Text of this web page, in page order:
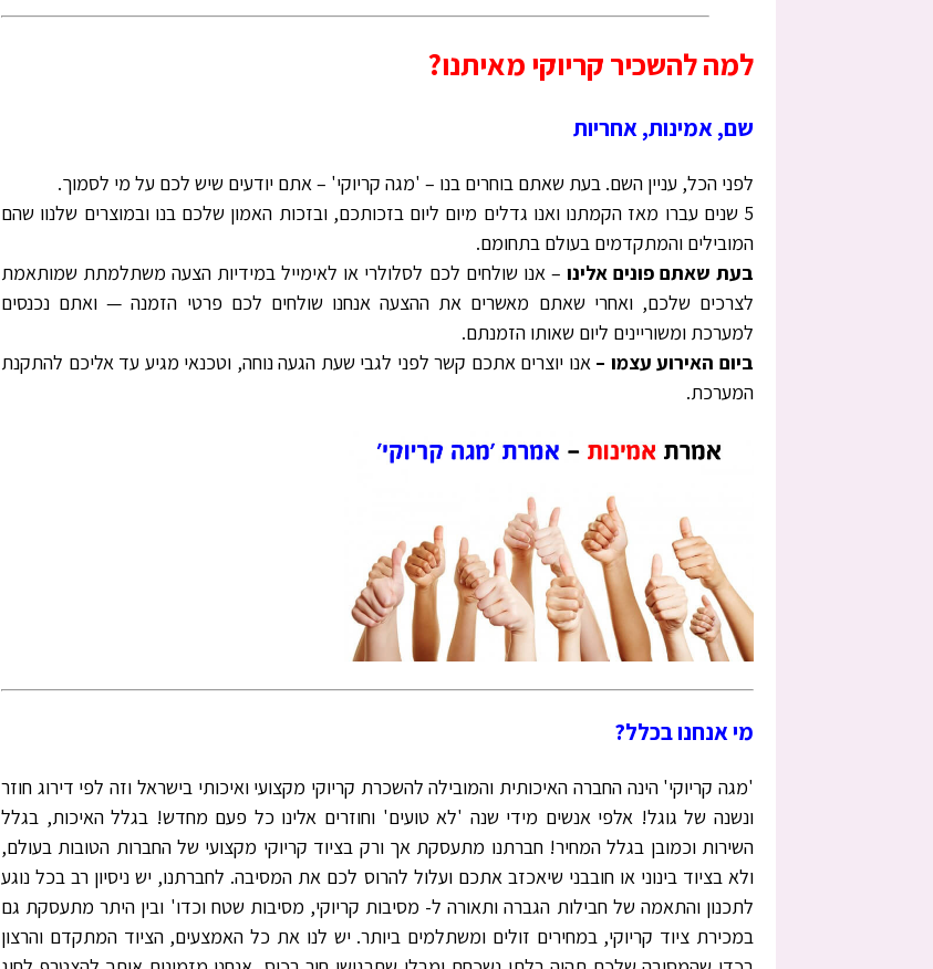
למה להשכיר קריוקי מאיתנו?
שם, אמינות, אחריות
לפני הכל, עניין השם. בעת שאתם בוחרים בנו – 'מגה קריוקי' – אתם יודעים שיש לכם על מי לסמוך.
5 שנים עברו מאז הקמתנו ואנו גדלים מיום ליום בזכותכם, ובזכות האמון שלכם בנו ובמוצרים שלנוו שהם
המובילים והמתקדמים בעולם בתחומם.
בעת שאתם פונים אלינו – אנו שולחים לכם לסלולרי או לאימייל במידיות הצעה משתלמתת שמותאמת
לצרכים שלכם, ואחרי שאתם מאשרים את ההצעה אנחנו שולחים לכם פרטי הזמנה — ואתם נכנסים
למערכת ומשוריינים ליום שאותו הזמנתם.
ביום האירוע עצמו – אנו יוצרים אתכם קשר לפני לגבי שעת הגעה נוחה, וטכנאי מגיע עד אליכם להתקנת
המערכת.
מי אנחנו בכלל?
'מגה קריוקי' הינה החברה האיכותית והמובילה להשכרת קריוקי מקצועי ואיכותי בישראל וזה לפי דירוג חוזר
ונשנה של גוגל! אלפי אנשים מידי שנה 'לא טועים' וחוזרים אלינו כל פעם מחדש! בגלל האיכות, בגלל
השירות וכמובן בגלל המחיר! חברתנו מתעסקת אך ורק בציוד קריוקי מקצועי של החברות הטובות בעולם,
ולא בציוד בינוני או חובבני שיאכזב אתכם ועלול להרוס לכם את המסיבה. לחברתנו, יש ניסיון רב בכל נוגע
לתכנון והתאמה של חבילות הגברה ותאורה ל- מסיבות קריוקי, מסיבות שטח וכדו' ובין היתר מתעסקת גם
במכירת ציוד קריוקי, במחירים זולים ומשתלמים ביותר. יש לנו את כל האמצעים, הציוד המתקדם והרצון